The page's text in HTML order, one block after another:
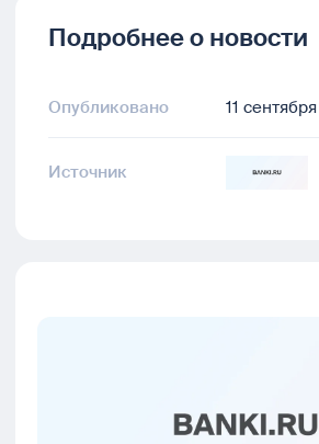
Подробнее о новости
Опубликовано 11
Источник